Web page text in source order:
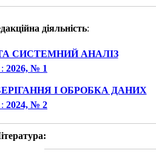
діяльність:
СИСТЕМНИЙ АНАЛІЗ
2026, № 1
І ОБРОБКА ДАНИХ
2024, № 2